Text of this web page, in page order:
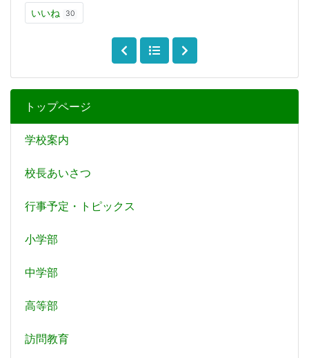
トップページ
学校案内
校長あいさつ
行事予定・トピックス
小学部
中学部
高等部
訪問教育
いいね 30